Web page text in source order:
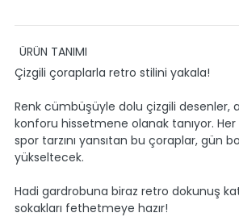
ÜRÜN TANIMI
Çizgili çoraplarla retro stilini yakala!
Renk cümbüşüyle dolu çizgili desenler,
konforu hissetmene olanak tanıyor. Her
spor tarzını yansıtan bu çoraplar, gün
yükseltecek.
Hadi gardrobuna biraz retro dokunuş
sokakları fethetmeye hazır!